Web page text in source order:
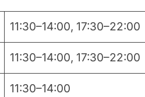
11:30–14:00, 17:30–22:00
11:30–14:00, 17:30–22:00
11:30–14:00